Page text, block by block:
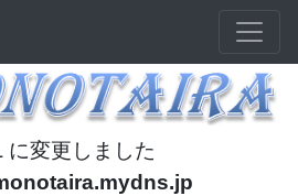
に変更しました